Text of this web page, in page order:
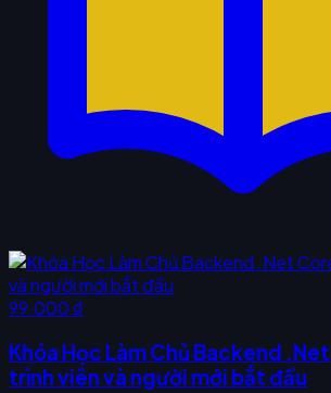
99.000 ₫
Khóa Học Làm Chủ Backend
trình viên và người mới bắt đầu